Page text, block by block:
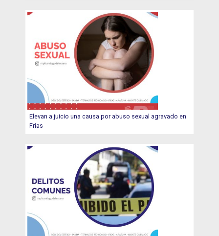
Elevan a juicio una causa por abuso sexual agravado en
Frías